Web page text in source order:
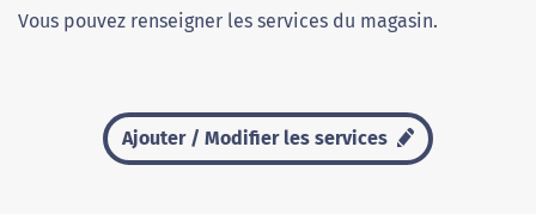
Vous pouvez renseigner les services du magasin.
Ajouter / Modifier les services